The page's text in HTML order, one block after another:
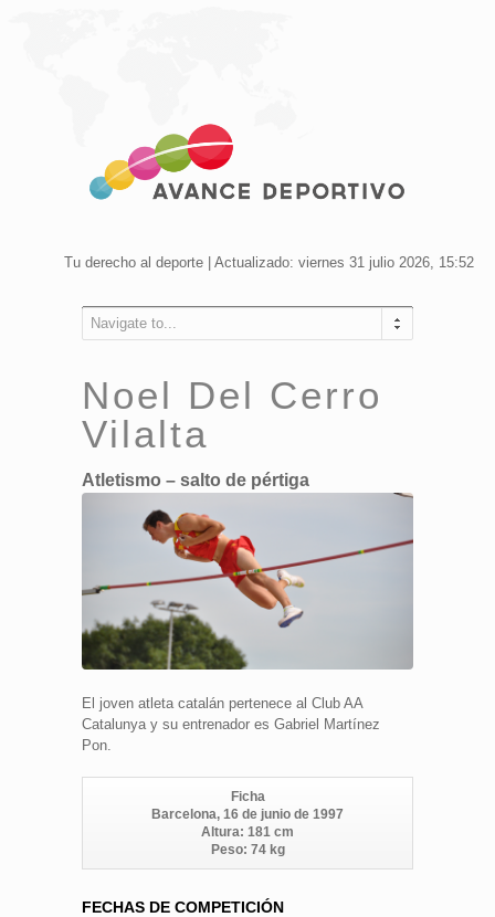
Tu derecho al deporte | Actualizado: viernes 31 julio 2026, 15:52
Navigate to...
Noel Del Cerro
Vilalta
Atletismo – salto de pértiga
El joven atleta catalán pertenece al Club AA
Catalunya y su entrenador es Gabriel Martínez
Pon.
Ficha
Barcelona, 16 de junio de 1997
Altura: 181 cm
Peso: 74 kg
FECHAS DE COMPETICIÓN